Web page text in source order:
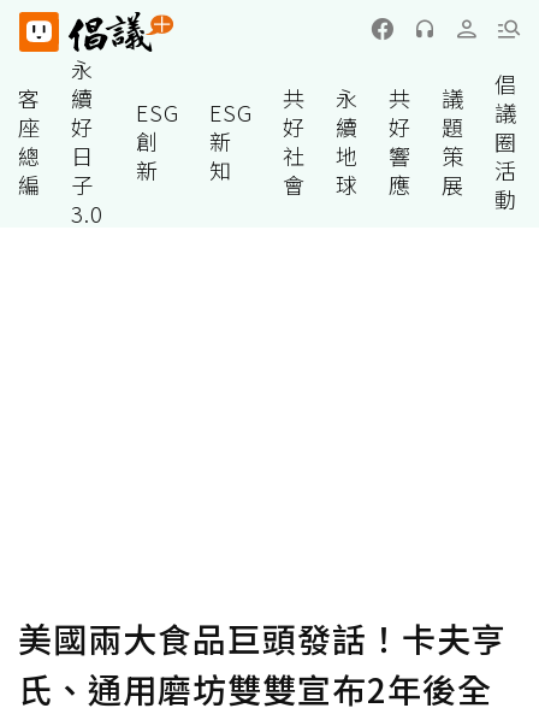
客
座
總
編
永
續
好
日
子
3.0
ESG
創
新
ESG
新
知
共
好
社
會
永
續
地
球
共
好
響
應
議
題
策
展
倡
議
圈
活
動
美國兩大食品巨頭發話！卡夫亨
氏、通用磨坊雙雙宣布2年後全